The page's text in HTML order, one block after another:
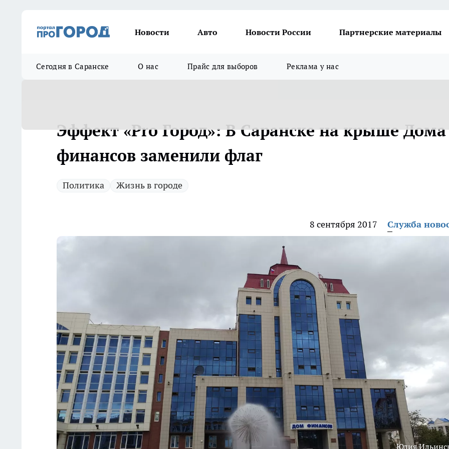
Новости Авто Новости России Партнерские материалы
Сегодня в Саранске О нас Прайс для выборов Реклама у нас
Эффект «Pro Город»: В Саранске на крыше Дома
финансов заменили флаг
Политика Жизнь в городе
8 сентября 2017 Служба
Юлия